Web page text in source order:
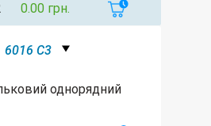
0.00 грн.
6016 C3
однорядний